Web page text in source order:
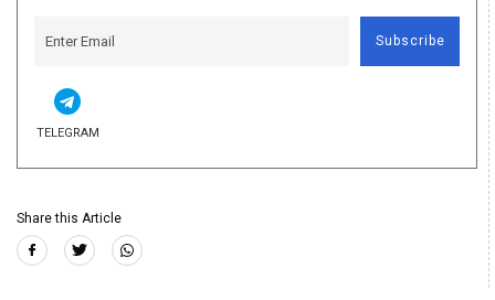
Subscribe
TELEGRAM
Share this Article